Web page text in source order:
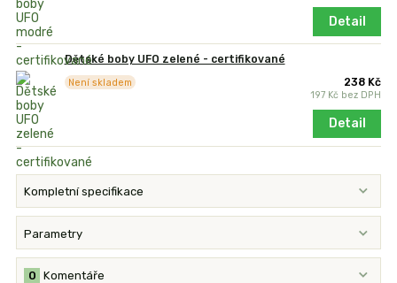
Detail
Dětské boby UFO zelené - certifikované
238 Kč
197 Kč bez DPH
Není skladem
Detail
Kompletní specifikace
Parametry
Komentáře
0